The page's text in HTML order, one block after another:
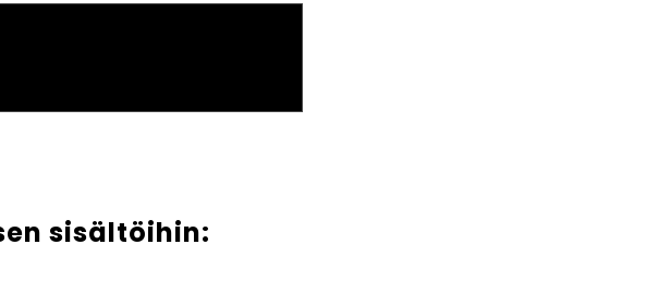
sisältöihin: